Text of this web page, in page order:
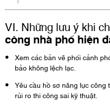
VI. Những lưu ý khi
công nhà phố hiện
Xem các bản vẽ phối cảnh
bảo không lệch lạc.
Yêu cầu hồ sơ năng lực công
rủi ro thi công sai kỹ thuật.